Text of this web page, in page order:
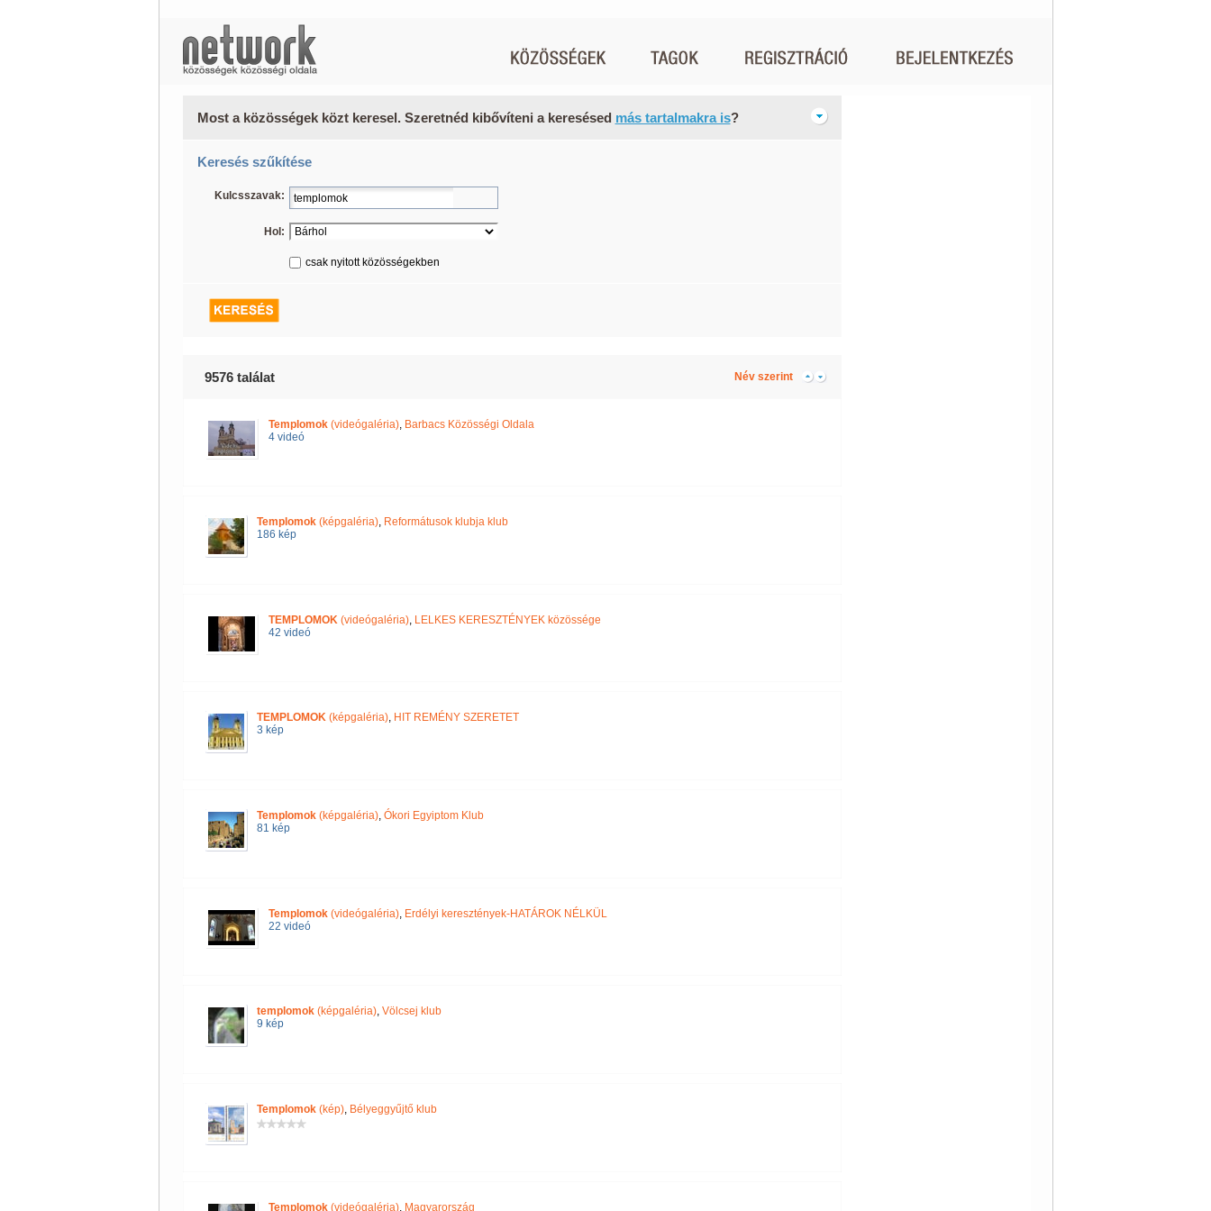
Most a közösségek közt keresel. Szeretnéd kibővíteni a keresésed más tartalmakra is?
Keresés szűkítése
Kulcsszavak:
Hol:
csak nyitott közösségekben
9576 találat Név szerint
Templomok(videógaléria), Barbacs Közösségi Oldala
4 videó
Templomok(képgaléria), Reformátusok klubja klub
186 kép
TEMPLOMOK(videógaléria), LELKES KERESZTÉNYEK közössége
42 videó
TEMPLOMOK(képgaléria), HIT REMÉNY SZERETET
3 kép
Templomok(képgaléria), Ókori Egyiptom Klub
81 kép
Templomok(videógaléria), Erdélyi keresztények-HATÁROK NÉLKÜL
22 videó
templomok(képgaléria), Völcsej klub
9 kép
Templomok(kép), Bélyeggyűjtő klub
Templomok(videógaléria), Magyarország